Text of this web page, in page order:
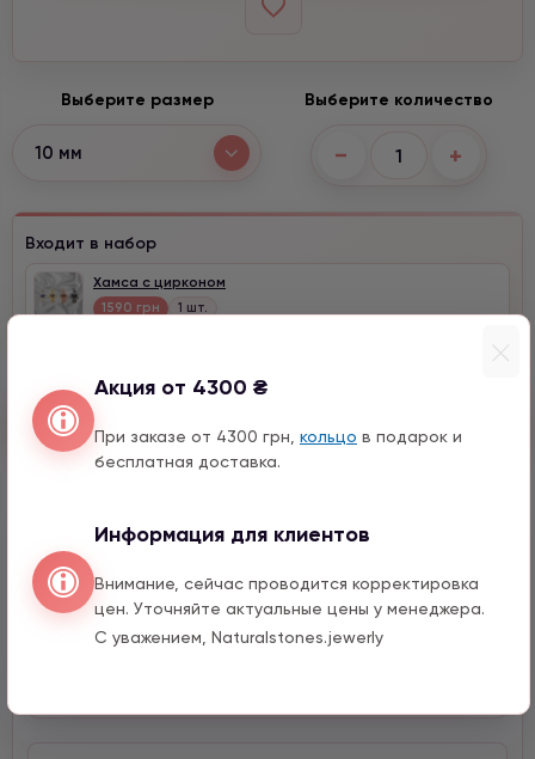
Акция от 4300 ₴
При заказе от 4300 грн, кольцо в подарок и
бесплатная доставка.
Информация для клиентов
Внимание, сейчас проводится корректировка
цен. Уточняйте актуальные цены у менеджера.
С уважением, Naturalstones.jewerly
Выберите размер
10 мм
Выберите количество
− +
Входит в набор
Хамса с цирконом
1590 грн 1 шт.
Описание
Характеристики